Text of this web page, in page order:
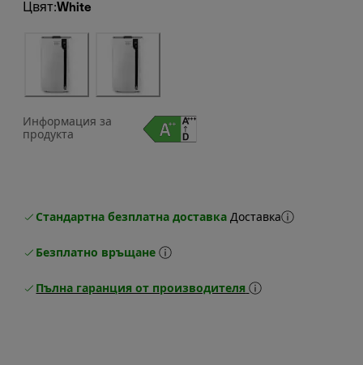
Цвят:White
Информация за
продукта
Стандартна безплатна доставка Доставка
Безплатно връщане
Пълна гаранция от производителя